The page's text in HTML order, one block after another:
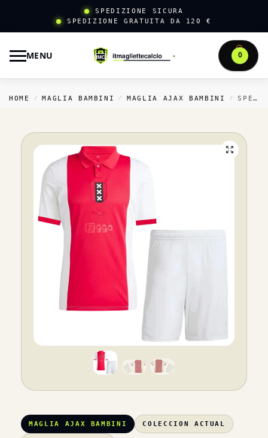
SPEDIZIONE SICURA
SPEDIZIONE GRATUITA DA 120 €
MENU 0
HOME / MAGLIA BAMBINI / MAGLIA AJAX BAMBINI / SPECIALE COMPLETO BAMBINI AJAX 2025 2026 ROSSO
MAGLIA AJAX BAMBINI COLECCION ACTUAL